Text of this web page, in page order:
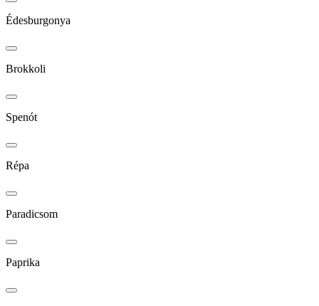
Édesburgonya
Brokkoli
Spenót
Répa
Paradicsom
Paprika